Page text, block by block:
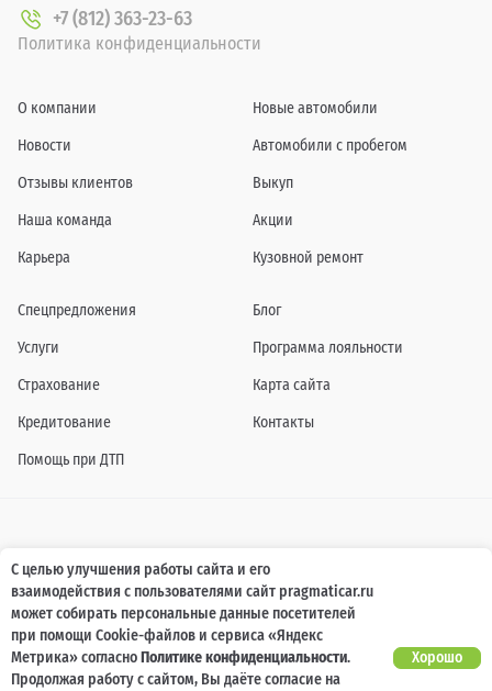
+7 (812) 363-23-63
Политика конфиденциальности
О компании
Новости
Отзывы клиентов
Наша команда
Карьера
Новые автомобили
Автомобили с пробегом
Выкуп
Акции
Кузовной ремонт
Спецпредложения
Услуги
Страхование
Кредитование
Помощь при ДТП
Блог
Программа лояльности
Карта сайта
Контакты
Информация о технических характеристиках, составе комплектаций, цветовой
гамме и стоимости автомобилей, а также действующих акциях, сроках и условиях
их проведения, указанных на сайте www.pragmaticar.ru, носит информационный
характер и ни при каких условиях не является публичной офертой,
определяемой положениями пунктом 2 статьи 437 Гражданского кодекса
Российской Федерации. Для получения подробной информации обращайтесь к
специалистам нашей компании.
С целью улучшения работы сайта и его
взаимодействия с пользователями сайт pragmaticar.ru
может собирать персональные данные посетителей
при помощи Cookie-файлов и сервиса «Яндекс
Метрика» согласноПолитике конфиденциальности.
Продолжая работу с сайтом, Вы даёте согласие на
Хорошо